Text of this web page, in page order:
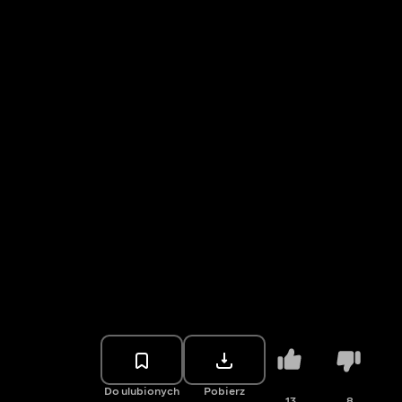
Do ulubionych Pobierz